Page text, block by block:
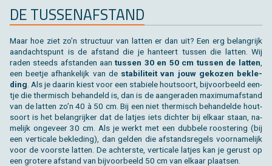
DE TUS­SEN­AF­STAND
Maar hoe ziet zo’n struc­tuur van lat­ten er dan uit? Een erg be­lang­rijk
aan­dachts­punt is de af­stand die je han­teert tus­sen die lat­ten. Wij
raden steeds af­stan­den aan tus­sen 30 en 50 cm tus­sen de lat­ten
een beet­je af­han­ke­lijk van de sta­bi­li­teit van jouw ge­ko­zen be­kle­
ding . Als je daar­in kiest voor een sta­bie­le hout­soort, bij­voor­beeld een­
tje die ther­misch be­han­deld is, dan is de aan­ge­ra­den maxi­mum­af­stand
van de lat­ten zo’n 40 à 50 cm. Bij een niet ther­misch be­han­del­de hout­
soort is het be­lang­rij­ker dat de lat­jes iets dich­ter bij el­kaar staan, na­
me­lijk on­ge­veer 30 cm. Als je werkt met een dub­be­le roos­te­ring (bij
een ver­ti­ca­le be­kle­ding), dan gel­den die af­stands­re­gels voor­na­me­lijk
voor de voor­ste lat­ten. De ach­ter­ste, ver­ti­ca­le lat­jes kan je ge­rust op
een gro­te­re af­stand van bij­voor­beeld 50 cm van el­kaar plaat­sen.